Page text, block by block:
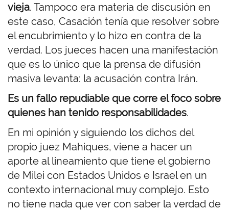
vieja. Tampoco era materia de discusión en
este caso, Casación tenía que resolver sobre
el encubrimiento y lo hizo en contra de la
verdad. Los jueces hacen una manifestación
que es lo único que la prensa de difusión
masiva levanta: la acusación contra Irán.
Es un fallo repudiable que corre el foco sobre
quienes han tenido responsabilidades.
En mi opinión y siguiendo los dichos del
propio juez Mahiques, viene a hacer un
aporte al lineamiento que tiene el gobierno
de Milei con Estados Unidos e Israel en un
contexto internacional muy complejo. Esto
no tiene nada que ver con saber la verdad de